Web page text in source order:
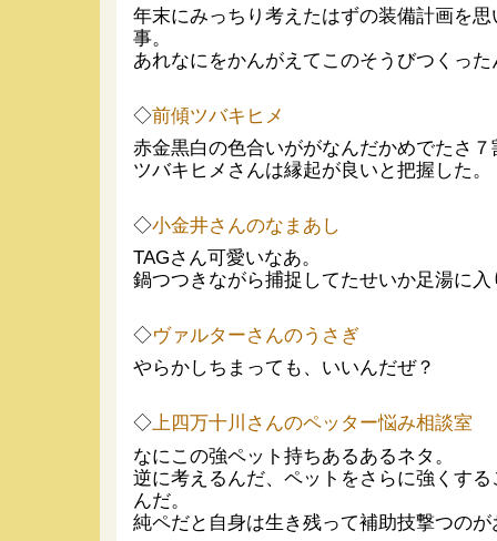
年末にみっちり考えたはずの装備計画を
事。
あれなにをかんがえてこのそうびつくっ
◇前傾ツバキヒメ
赤金黒白の色合いががなんだかめでたさ７
ツバキヒメさんは縁起が良いと把握した。
◇小金井さんのなまあし
TAGさん可愛いなあ。
鍋つつきながら捕捉してたせいか足湯に
◇ヴァルターさんのうさぎ
やらかしちまっても、いいんだぜ？
◇上四万十川さんのペッター悩み相談室
なにこの強ペット持ちあるあるネタ。
逆に考えるんだ、ペットをさらに強くす
んだ。
純ペだと自身は生き残って補助技撃つの